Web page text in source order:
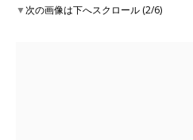
▼次の画像は下へスクロール (2/6)